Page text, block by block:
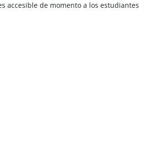
accesible de momento a los estudiantes